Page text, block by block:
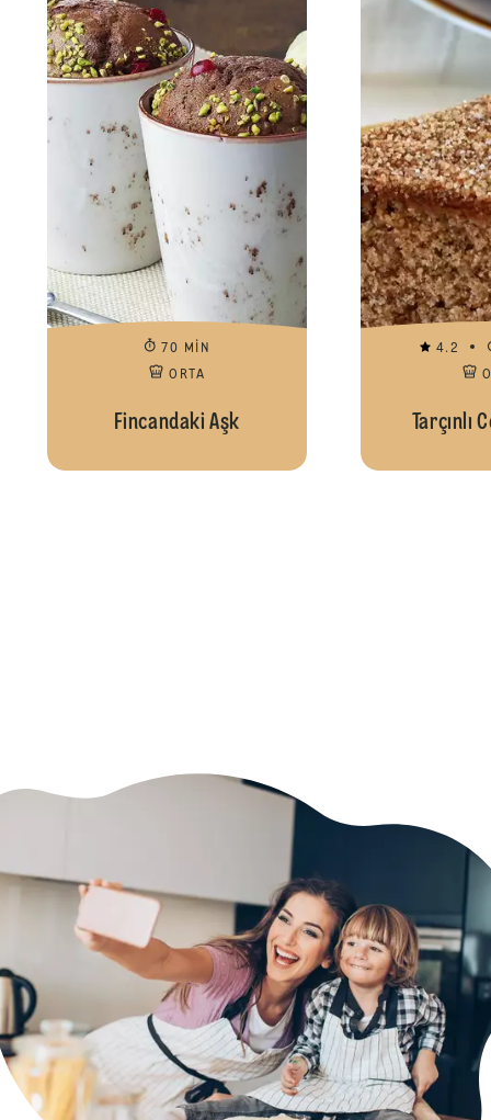
70 MIN
ORTA
Fincandaki Aşk
4.2
Tarçınlı